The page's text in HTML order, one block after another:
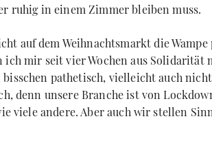
ruhig in einem Zimmer bleiben muss.
auf dem Weihnachtsmarkt die Wampe
mir seit vier Wochen aus Solidarität
pathetisch, vielleicht auch
denn unsere Branche ist von
viele andere. Aber auch wir stellen